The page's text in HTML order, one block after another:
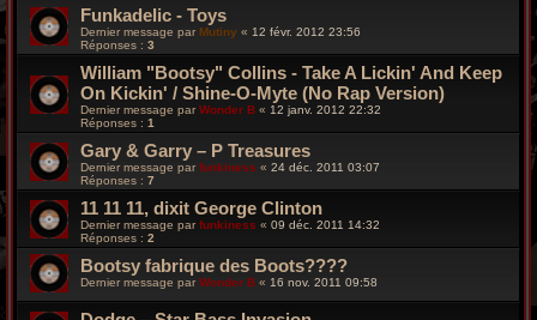
Funkadelic - Toys
Dernier message par Mutiny « 12 févr. 2012 23:56
Réponses : 3
William "Bootsy" Collins - Take A Lickin' And Keep
On Kickin' / Shine-O-Myte (No Rap Version)
Dernier message par Wonder B « 12 janv. 2012 22:32
Réponses : 1
Gary & Garry – P Treasures
Dernier message par funkiness « 24 déc. 2011 03:07
Réponses : 7
11 11 11, dixit George Clinton
Dernier message parfunkiness « 09 déc. 2011 14:32
Réponses : 2
Bootsy fabrique des Boots????
Dernier message par Wonder B « 16 nov. 2011 09:58